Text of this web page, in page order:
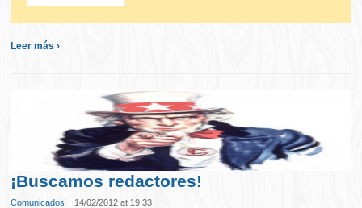
Leer más ›
¡Buscamos redactores!
Comunicados 14/02/2012 at 19:33